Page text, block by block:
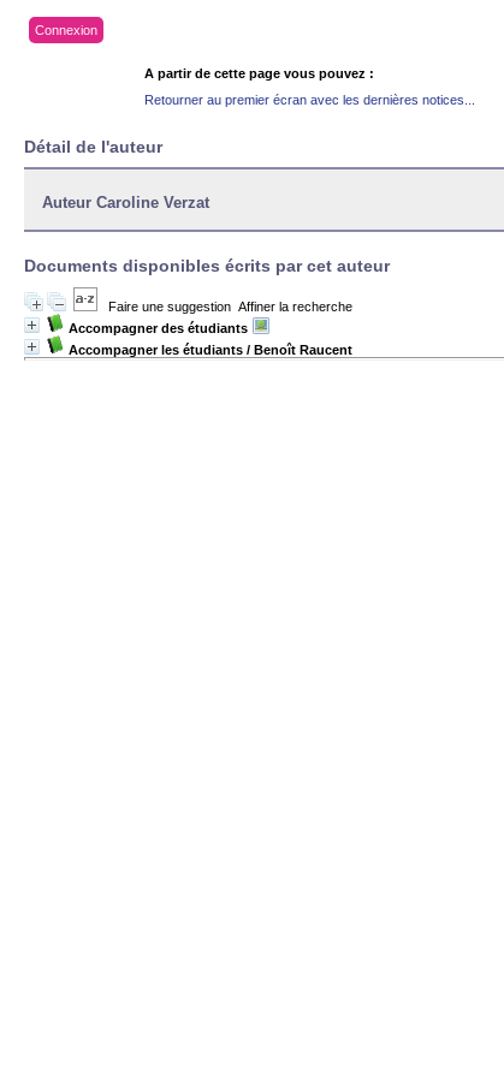
Connexion
A partir de cette page vous pouvez :
Retourner au premier écran avec les dernières notices...
Détail de l'auteur
Auteur Caroline Verzat
Documents disponibles écrits par cet auteur
Faire une suggestion Affiner la recherche
Accompagner des étudiants
Accompagner les étudiants / Benoît Raucent